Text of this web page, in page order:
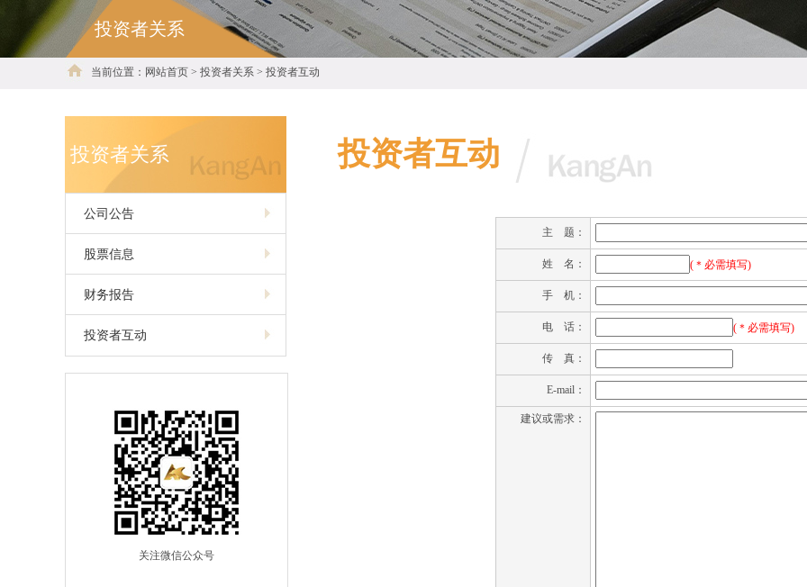
投资者关系
当前位置：网站首页 > 投资者关系 > 投资者互动
投资者关系
公司公告
股票信息
财务报告
投资者互动
关注微信公众号
投资者互动
主 题：
姓 名： (＊必需填写)
手 机：
电 话： (＊必需填写)
传 真：
E-mail：
建议或需求：